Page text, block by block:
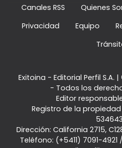
Canales RSS Quienes
Privacidad
Equipo
Exitoina - Editorial Perfil S.A. |
- Todos los
Editor
Registro de la
Dirección: California 2715,
Teléfono: (+5411) 7091-4921 /